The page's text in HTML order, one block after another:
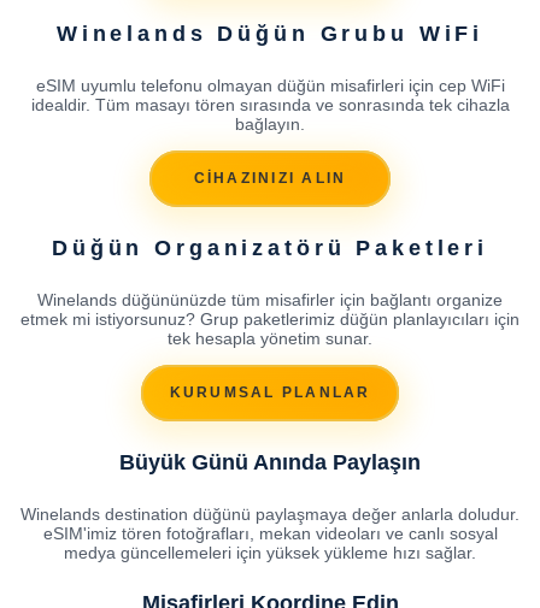
Winelands Düğün Grubu WiFi
eSIM uyumlu telefonu olmayan düğün misafirleri için cep WiFi
idealdir. Tüm masayı tören sırasında ve sonrasında tek cihazla
bağlayın.
CİHAZINIZI ALIN
Düğün Organizatörü Paketleri
Winelands düğününüzde tüm misafirler için bağlantı organize
etmek mi istiyorsunuz? Grup paketlerimiz düğün planlayıcıları için
tek hesapla yönetim sunar.
KURUMSAL PLANLAR
Büyük Günü Anında Paylaşın
Winelands destination düğünü paylaşmaya değer anlarla doludur.
eSIM'imiz tören fotoğrafları, mekan videoları ve canlı sosyal
medya güncellemeleri için yüksek yükleme hızı sağlar.
Misafirleri Koordine Edin